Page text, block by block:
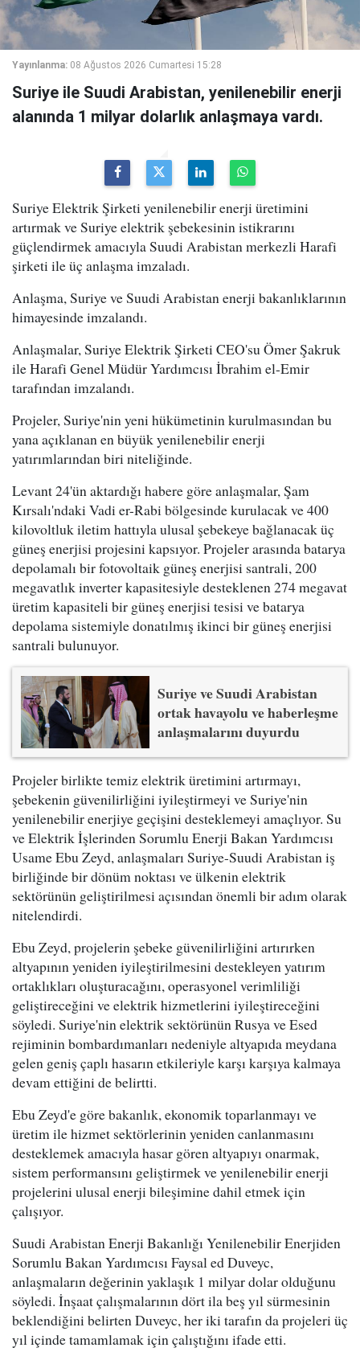
Yayınlanma: 08 Ağustos 2026 Cumartesi 15:28
Suriye ile Suudi Arabistan, yenilenebilir enerji
alanında 1 milyar dolarlık anlaşmaya vardı.
Suriye Elektrik Şirketi yenilenebilir enerji üretimini
artırmak ve Suriye elektrik şebekesinin istikrarını
güçlendirmek amacıyla Suudi Arabistan merkezli Harafi
şirketi ile üç anlaşma imzaladı.
Anlaşma, Suriye ve Suudi Arabistan enerji bakanlıklarının
himayesinde imzalandı.
Anlaşmalar, Suriye Elektrik Şirketi CEO'su Ömer Şakruk
ile Harafi Genel Müdür Yardımcısı İbrahim el-Emir
tarafından imzalandı.
Projeler, Suriye'nin yeni hükümetinin kurulmasından bu
yana açıklanan en büyük yenilenebilir enerji
yatırımlarından biri niteliğinde.
Levant 24'ün aktardığı habere göre anlaşmalar, Şam
Kırsalı'ndaki Vadi er-Rabi bölgesinde kurulacak ve 400
kilovoltluk iletim hattıyla ulusal şebekeye bağlanacak üç
güneş enerjisi projesini kapsıyor. Projeler arasında batarya
depolamalı bir fotovoltaik güneş enerjisi santrali, 200
megavatlık inverter kapasitesiyle desteklenen 274 megavat
üretim kapasiteli bir güneş enerjisi tesisi ve batarya
depolama sistemiyle donatılmış ikinci bir güneş enerjisi
santrali bulunuyor.
Suriye ve Suudi Arabistan
ortak havayolu ve haberleşme
anlaşmalarını duyurdu
Projeler birlikte temiz elektrik üretimini artırmayı,
şebekenin güvenilirliğini iyileştirmeyi ve Suriye'nin
yenilenebilir enerjiye geçişini desteklemeyi amaçlıyor. Su
ve Elektrik İşlerinden Sorumlu Enerji Bakan Yardımcısı
Usame Ebu Zeyd, anlaşmaları Suriye-Suudi Arabistan iş
birliğinde bir dönüm noktası ve ülkenin elektrik
sektörünün geliştirilmesi açısından önemli bir adım olarak
nitelendirdi.
Ebu Zeyd, projelerin şebeke güvenilirliğini artırırken
altyapının yeniden iyileştirilmesini destekleyen yatırım
ortaklıkları oluşturacağını, operasyonel verimliliği
geliştireceğini ve elektrik hizmetlerini iyileştireceğini
söyledi. Suriye'nin elektrik sektörünün Rusya ve Esed
rejiminin bombardımanları nedeniyle altyapıda meydana
gelen geniş çaplı hasarın etkileriyle karşı karşıya kalmaya
devam ettiğini de belirtti.
Ebu Zeyd'e göre bakanlık, ekonomik toparlanmayı ve
üretim ile hizmet sektörlerinin yeniden canlanmasını
desteklemek amacıyla hasar gören altyapıyı onarmak,
sistem performansını geliştirmek ve yenilenebilir enerji
projelerini ulusal enerji bileşimine dahil etmek için
çalışıyor.
Suudi Arabistan Enerji Bakanlığı Yenilenebilir Enerjiden
Sorumlu Bakan Yardımcısı Faysal ed Duveyc,
anlaşmaların değerinin yaklaşık 1 milyar dolar olduğunu
söyledi. İnşaat çalışmalarının dört ila beş yıl sürmesinin
beklendiğini belirten Duveyc, her iki tarafın da projeleri üç
yıl içinde tamamlamak için çalıştığını ifade etti.